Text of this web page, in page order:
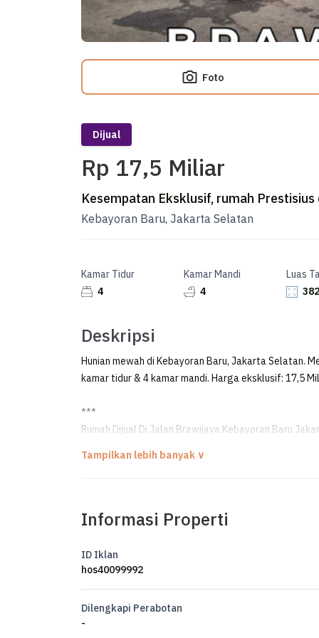
Foto
Dijual
Rp 17,5 Miliar
Kesempatan Eksklusif, rumah
Kebayoran Baru, Jakarta Selatan
Kamar Tidur
4
Kamar Mandi
4
Luas
Deskripsi
Hunian mewah di Kebayoran Baru, Jakarta Selatan.
kamar tidur & 4 kamar mandi. Harga eksklusif: 17,5
***
Rumah Dijual Di Jalan Brawijaya Kebayoran Baru
FOR SALE
BRAWIJAYA - KEBAYORAN BARU
Best Location
Row Jalan Lebar dan Tenang
Luas Bangunan 300 m²
Informasi Properti
ID Iklan
hos40099992
Dilengkapi Perabotan
-